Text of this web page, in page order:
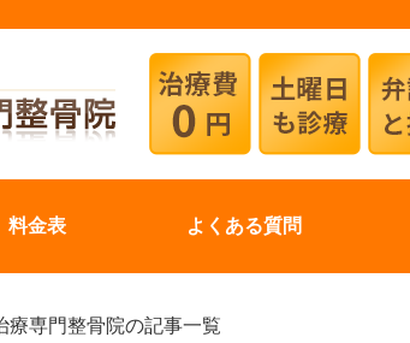
料金表 よくある質問
療専門整骨院の記事一覧